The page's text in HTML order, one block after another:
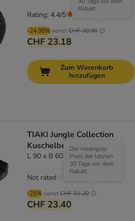
-24.98% sonstCHF 30.90
Rabatt
CHF 23.18
Rating: 4.4/5
Zum Warenkorb
hinzufügen
TIAKI Jungle Collection
Kuschelbett
L 90 x B 60 x H 20 cm
-25% sonstCHF 31.20
Der niedrigste
Preis der letzten
30 Tage vor dem
Rabatt
CHF 23.40
Not rated